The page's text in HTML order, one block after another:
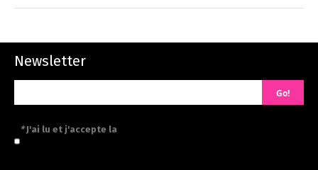
Newsletter
Go!
*J'ai lu et j'accepte la